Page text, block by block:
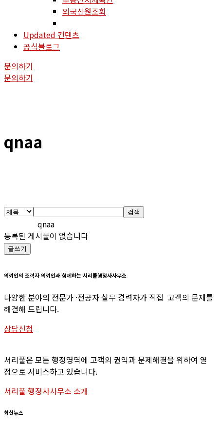
외국신원조회
Updated 컨텐츠
공식블로그
문의하기
문의하기
qnaa
검색
qnaa
등록된 게시물이 없습니다
글쓰기
의뢰인의 조력자 의뢰인과 함께하는 서리풀행정사사무소
다양한 분야의 전문가 ·전공자 실무 경력자가 직접 고객의 문제를
해결해 드립니다.
상담신청
서리풀은 모든 행정영역에 고객의 권익과 문제해결을 위하여 열
정으로 서비스하고 있습니다.
서리풀 행정사사무소 소개
최신뉴스